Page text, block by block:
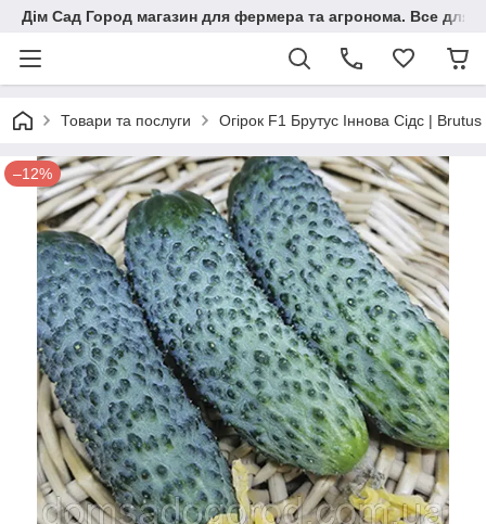
Дім Сад Город магазин для фермера та агронома. Все для
Товари та послуги Огірок F1 Брутус Іннова Сідс |
–12%